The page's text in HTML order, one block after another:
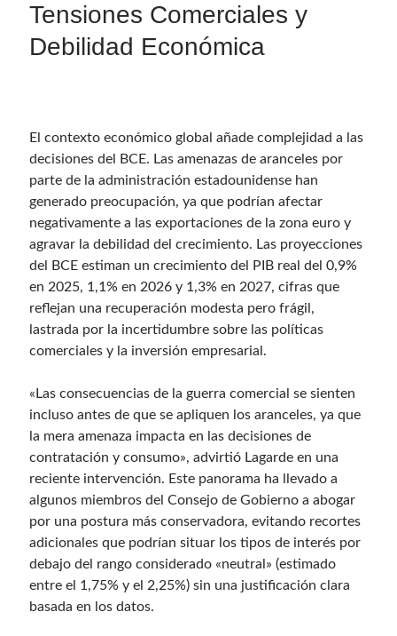
Tensiones Comerciales y
Debilidad Económica
El contexto económico global añade complejidad a las
decisiones del BCE. Las amenazas de aranceles por
parte de la administración estadounidense han
generado preocupación, ya que podrían afectar
negativamente a las exportaciones de la zona euro y
agravar la debilidad del crecimiento. Las proyecciones
del BCE estiman un crecimiento del PIB real del 0,9%
en 2025, 1,1% en 2026 y 1,3% en 2027, cifras que
reflejan una recuperación modesta pero frágil,
lastrada por la incertidumbre sobre las políticas
comerciales y la inversión empresarial.
«Las consecuencias de la guerra comercial se sienten
incluso antes de que se apliquen los aranceles, ya que
la mera amenaza impacta en las decisiones de
contratación y consumo», advirtió Lagarde en una
reciente intervención. Este panorama ha llevado a
algunos miembros del Consejo de Gobierno a abogar
por una postura más conservadora, evitando recortes
adicionales que podrían situar los tipos de interés por
debajo del rango considerado «neutral» (estimado
entre el 1,75% y el 2,25%) sin una justificación clara
basada en los datos.